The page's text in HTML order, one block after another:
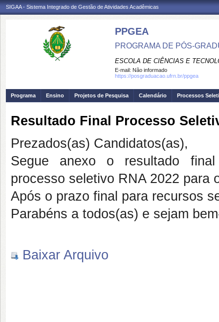
SIGAA - Sistema Integrado de Gestão de Atividades Acadêmicas
PPGEA
PROGRAMA DE PÓS-
ESCOLA DE CIÊNCIAS E
E-mail: Não informado
https://posgraduacao.ufrn.br/ppgea
Programa Ensino Projetos de Pesquisa Calendário Processos
Resultado Final Processo
Prezados(as) Candidatos(as),
Segue anexo o resultado final
processo seletivo RNA 2022 para
Após o prazo final para recursos
Parabéns a todos(as) e sejam
Baixar Arquivo